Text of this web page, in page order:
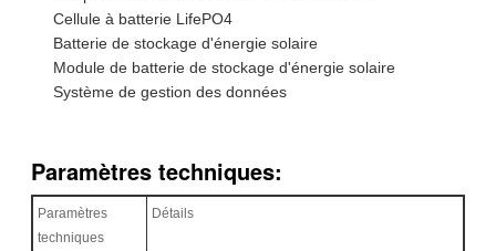
Cellule à batterie LifePO4
Batterie de stockage d'énergie solaire
Module de batterie de stockage d'énergie solaire
Système de gestion des données
Paramètres techniques:
Paramètres
techniques
Détails